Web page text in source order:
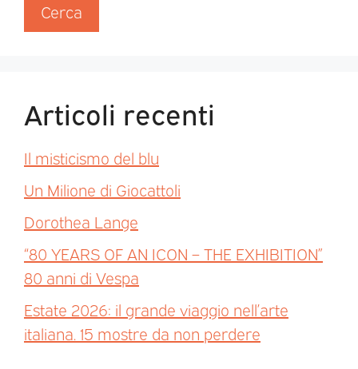
Cerca
Articoli recenti
Il misticismo del blu
Un Milione di Giocattoli
Dorothea Lange
“80 YEARS OF AN ICON – THE EXHIBITION”
80 anni di Vespa
Estate 2026: il grande viaggio nell’arte
italiana. 15 mostre da non perdere